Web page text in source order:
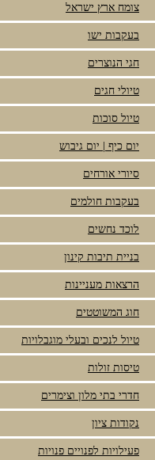
צומח ארץ ישראל
בעקבות ישו
חגי הנוצרים
טיולי חגים
טיול סוכות
יום כיף | יום גיבוש
סיורי אורחים
בעקבות חולמים
לוכד נחשים
בניית תיבות קינון
הרצאות מעניינות
חוג המשוטטים
טיול לנכים ובעלי מוגבלויות
טיסות זולות
חדרי בתי מלון וצימרים
נקודות ציון
פעילויות לפנויים פנויות